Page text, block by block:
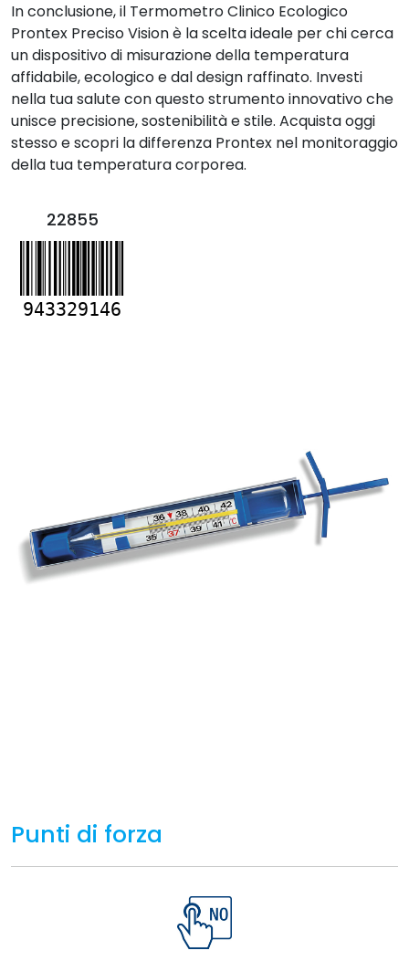
In conclusione, il Termometro Clinico Ecologico
Prontex Preciso Vision è la scelta ideale per chi cerca
un dispositivo di misurazione della temperatura
affidabile, ecologico e dal design raffinato. Investi
nella tua salute con questo strumento innovativo che
unisce precisione, sostenibilità e stile. Acquista oggi
stesso e scopri la differenza Prontex nel monitoraggio
della tua temperatura corporea.
22855
943329146
Punti di forza